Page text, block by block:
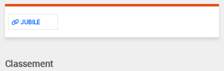
JUBILE
Classement